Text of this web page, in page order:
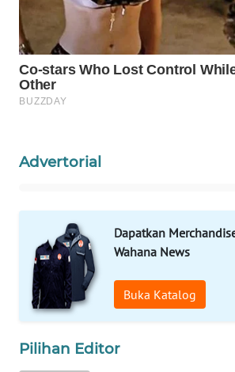
Advertorial
Dapatkan
Wahana News
Buka Katalog
Pilihan Editor
WAHANA
ADVOKAT
WAHANA
INFRASTRUKTUR
WAHANA
TRAVEL
WAHANA
TV